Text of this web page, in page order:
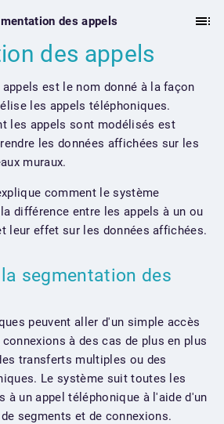
des appels
des appels
est le nom donné à la façon
les appels téléphoniques.
les appels sont modélisés est
les données affichées sur les
muraux.
comment le système
différence entre les appels à un ou
leur effet sur les données affichées.
segmentation des
peuvent aller d'un simple accès
à des cas de plus en plus
transferts multiples ou des
Le système suit toutes les
à un appel téléphonique à l'aide d'un
segments et de connexions.